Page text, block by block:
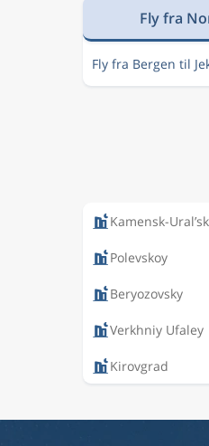
Fly fra
Fly fra Bergen til
Kamensk-
Polevskoy
Beryozovsky
Verkhniy Ufaley
Kirovgrad